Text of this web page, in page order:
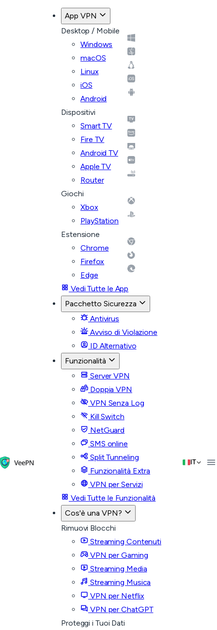
App VPN
Desktop / Mobile
Windows
macOS
Linux
iOS
Android
Dispositivi
Smart TV
Fire TV
Android TV
Apple TV
Router
Giochi
Xbox
PlayStation
Estensione
Chrome
Firefox
Edge
Vedi Tutte le App
Pacchetto Sicurezza
Antivirus
Avviso di Violazione
ID Alternativo
Funzionalità
Server VPN
Doppia VPN
VPN Senza Log
Kill Switch
NetGuard
SMS online
Split Tunneling
Funzionalità Extra
VPN per Servizi
Vedi Tutte le Funzionalità
Cos'è una VPN?
Rimuovi Blocchi
Streaming Contenuti
VPN per Gaming
Streaming Media
Streaming Musica
VPN per Netflix
VPN per ChatGPT
Proteggi i Tuoi Dati
IT